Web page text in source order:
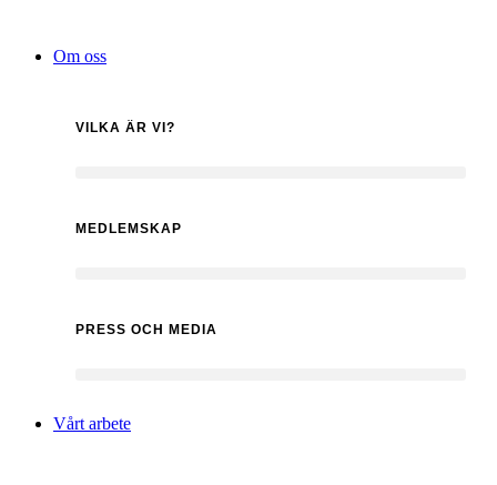
innehållOm oss
VILKA ÄR VI?
MEDLEMSKAP
PRESS OCH MEDIA
Vårt arbete